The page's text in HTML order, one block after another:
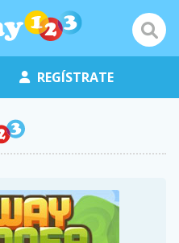
REGÍSTRATE